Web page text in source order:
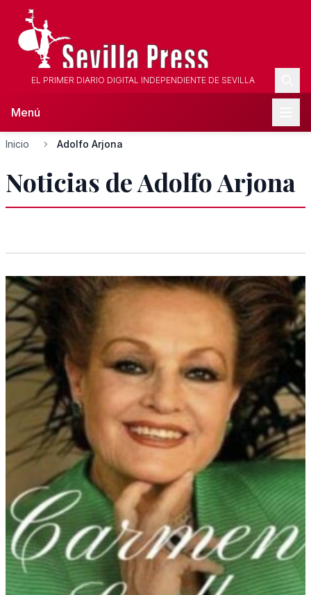
EL PRIMER DIARIO DIGITAL INDEPENDIENTE DE SEVILLA
Menú
Inicio Adolfo Arjona
Noticias de Adolfo Arjona